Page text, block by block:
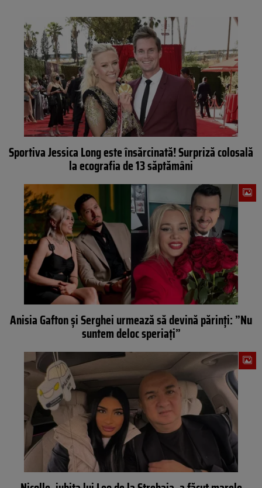
Sportiva Jessica Long este însărcinată! Surpriză colosală
la ecografia de 13 săptămâni
Anisia Gafton și Serghei urmează să devină părinți: ”Nu
suntem deloc speriați”